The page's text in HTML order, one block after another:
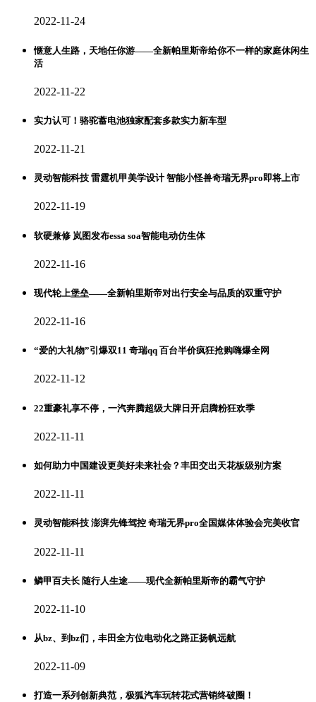
2022-11-24
惬意人生路，天地任你游——全新帕里斯帝给你不一样的家庭休闲生
活
2022-11-22
实力认可！骆驼蓄电池独家配套多款实力新车型
2022-11-21
灵动智能科技 雷霆机甲美学设计 智能小怪兽奇瑞无界pro即将上市
2022-11-19
软硬兼修 岚图发布essa soa智能电动仿生体
2022-11-16
现代轮上堡垒——全新帕里斯帝对出行安全与品质的双重守护
2022-11-16
“爱的大礼物”引爆双11 奇瑞qq 百台半价疯狂抢购嗨爆全网
2022-11-12
22重豪礼享不停，一汽奔腾超级大牌日开启腾粉狂欢季
2022-11-11
如何助力中国建设更美好未来社会？丰田交出天花板级别方案
2022-11-11
灵动智能科技 澎湃先锋驾控 奇瑞无界pro全国媒体体验会完美收官
2022-11-11
鳞甲百夫长 随行人生途——现代全新帕里斯帝的霸气守护
2022-11-10
从bz、到bz们，丰田全方位电动化之路正扬帆远航
2022-11-09
打造一系列创新典范，极狐汽车玩转花式营销终破圈！